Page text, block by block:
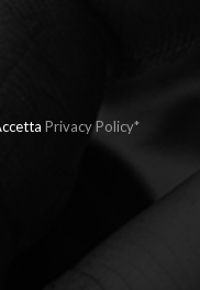
Privacy Policy*